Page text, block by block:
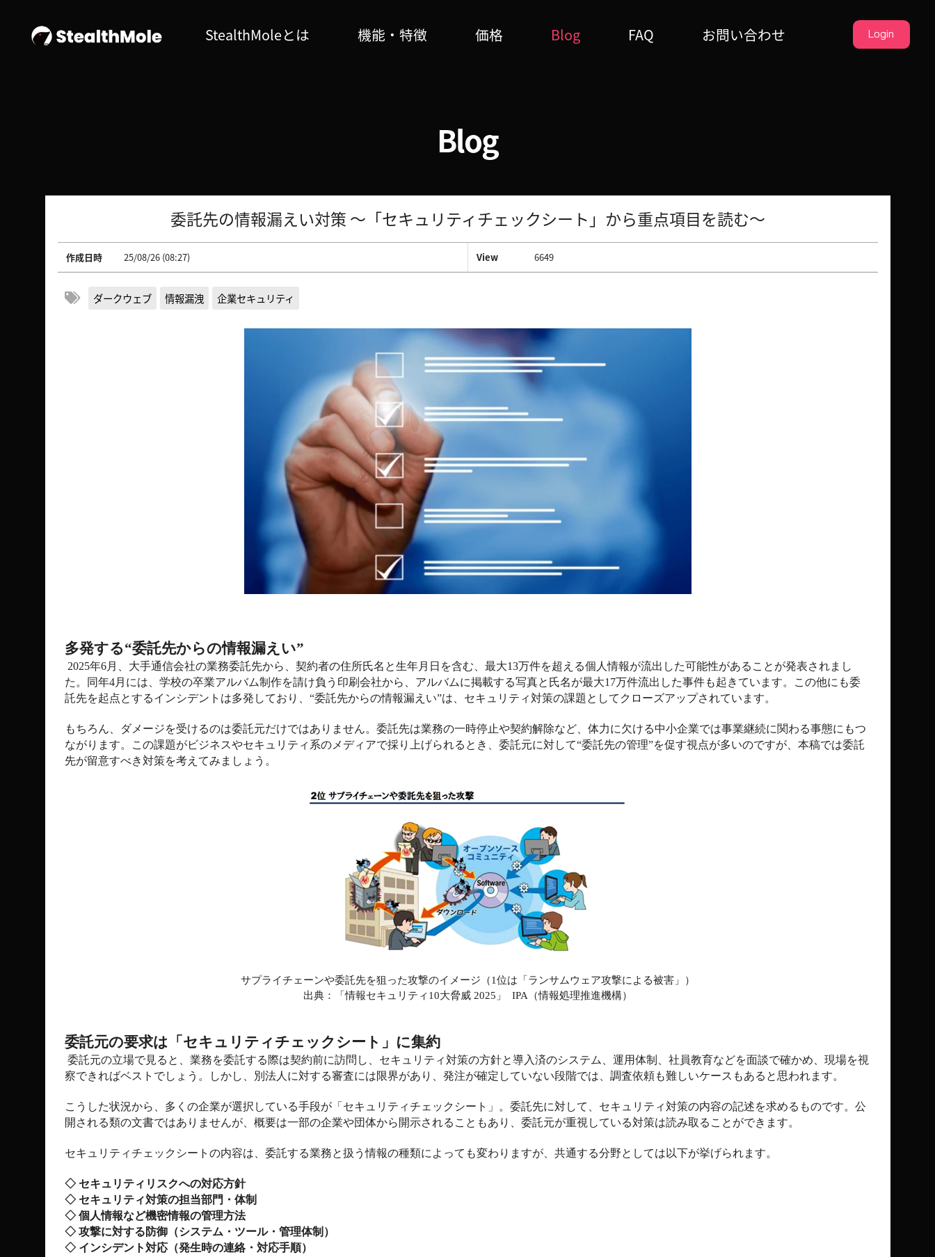
StealthMoleとは 機能・特徴 価格 Blog FAQ お問い合わせ Login
Blog
委託先の情報漏えい対策 ～「セキュリティチェックシート」から重点項目を読む～
作成日時 25/08/26 (08:27) View 6649
ダークウェブ 情報漏洩 企業セキュリティ
多発する“委託先からの情報漏えい”
2025年6月、大手通信会社の業務委託先から、契約者の住所氏名と生年月日を含む、最大13万件を超える個人情報が流出した可能性があることが発表されまし
た。同年4月には、学校の卒業アルバム制作を請け負う印刷会社から、アルバムに掲載する写真と氏名が最大17万件流出した事件も起きています。この他にも委
託先を起点とするインシデントは多発しており、“委託先からの情報漏えい”は、セキュリティ対策の課題としてクローズアップされています。
もちろん、ダメージを受けるのは委託元だけではありません。委託先は業務の一時停止や契約解除など、体力に欠ける中小企業では事業継続に関わる事態にもつ
ながります。この課題がビジネスやセキュリティ系のメディアで採り上げられるとき、委託元に対して“委託先の管理”を促す視点が多いのですが、本稿では委託
先が留意すべき対策を考えてみましょう。
サプライチェーンや委託先を狙った攻撃のイメージ（1位は「ランサムウェア攻撃による被害」）
出典：「情報セキュリティ 10大脅威2025 」 IPA （情報処理推進機構）
委託元の要求は「セキュリティチェックシート」に集約
委託元の立場で見ると、業務を委託する際は契約前に訪問し、セキュリティ対策の方針と導入済のシステム、運用体制、社員教育などを面談で確かめ、現場を視
察できればベストでしょう。しかし、別法人に対する審査には限界があり、発注が確定していない段階では、調査依頼も難しいケースもあると思われます。
こうした状況から、多くの企業が選択している手段が「セキュリティチェックシート」。委託先に対して、セキュリティ対策の内容の記述を求めるものです。公
開される類の文書ではありませんが、概要は一部の企業や団体から開示されることもあり、委託元が重視している対策は読み取ることができます。
セキュリティチェックシートの内容は、委託する業務と扱う情報の種類によっても変わりますが、共通する分野としては以下が挙げられます。
◇ セキュリティリスクへの対応方針
◇ セキュリティ対策の担当部門・体制
◇ 個人情報など機密情報の管理方法
◇ 攻撃に対する防御（システム・ツール・管理体制）
◇ インシデント対応（発生時の連絡・対応手順）